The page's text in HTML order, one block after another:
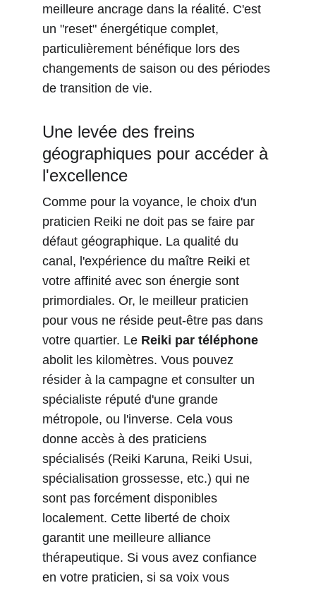
meilleure ancrage dans la réalité. C'est
un "reset" énergétique complet,
particulièrement bénéfique lors des
changements de saison ou des périodes
de transition de vie.
Une levée des freins
géographiques pour accéder à
l'excellence
Comme pour la voyance, le choix d'un
praticien Reiki ne doit pas se faire par
défaut géographique. La qualité du
canal, l'expérience du maître Reiki et
votre affinité avec son énergie sont
primordiales. Or, le meilleur praticien
pour vous ne réside peut-être pas dans
votre quartier. Le Reiki par téléphone
abolit les kilomètres. Vous pouvez
résider à la campagne et consulter un
spécialiste réputé d'une grande
métropole, ou l'inverse. Cela vous
donne accès à des praticiens
spécialisés (Reiki Karuna, Reiki Usui,
spécialisation grossesse, etc.) qui ne
sont pas forcément disponibles
localement. Cette liberté de choix
garantit une meilleure alliance
thérapeutique. Si vous avez confiance
en votre praticien, si sa voix vous